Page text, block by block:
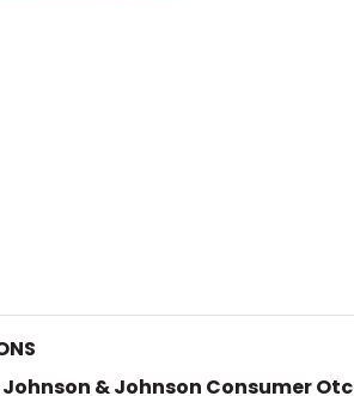
Johnson & Johnson Consumer Otc